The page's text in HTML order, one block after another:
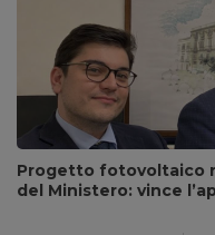
Progetto fotovoltaico
del Ministero: vince